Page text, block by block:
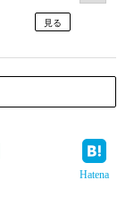
見る
Hatena